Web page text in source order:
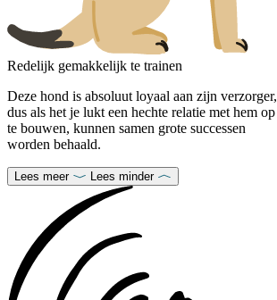
Redelijk gemakkelijk te trainen
Deze hond is absoluut loyaal aan zijn verzorger,
dus als het je lukt een hechte relatie met hem op
te bouwen, kunnen samen grote successen
worden behaald.
Lees meer Lees minder